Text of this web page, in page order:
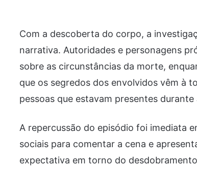
Com a descoberta do corpo, a
narrativa. Autoridades e personagens
sobre as circunstâncias da morte,
que os segredos dos envolvidos vêm à
pessoas que estavam presentes
A repercussão do episódio foi imediata
sociais para comentar a cena e
expectativa em torno do